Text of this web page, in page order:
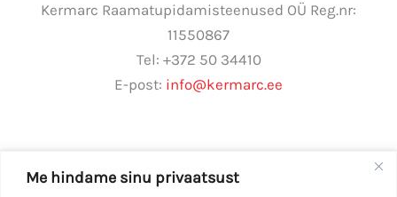
Me hindame sinu privaatsust
Kermarc Raamatupidamisteenused OÜ Reg.nr:
11550867
Tel: +372 50 34410
E-post: info@kermarc.ee
Copyright © 2026 Kermarc OÜ